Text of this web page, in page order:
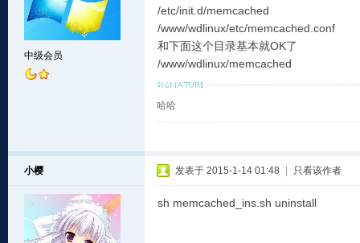
中级会员
/etc/init.d/memcached
/www/wdlinux/etc/memcached.conf
和下面这个目录基本就OK了
/www/wdlinux/memcached
哈哈
小樱 发表于 2015-1-14 01:48 只看该作者
sh memcached_ins.sh uninstall